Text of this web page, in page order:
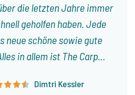
die letzten Jahre immer
geholfen haben. Jede
neue schöne sowie gute
in allem ist The Carp
Firma, bei der ich immer
Dimtri Kessler